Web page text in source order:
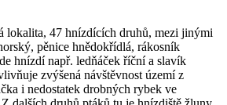
lokalita, 47 hnízdících druhů, mezi jinými
pěnice hnědokřídlá, rákosník
hnízdí např. ledňáček říční a slavík
zvýšená návštěvnost území z
i nedostatek drobných rybek ve